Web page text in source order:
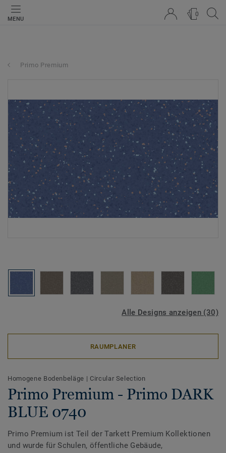
MENU
0
Primo Premium
Alle Designs anzeigen (30)
RAUMPLANER
Homogene Bodenbeläge | Circular Selection
Primo Premium - Primo DARK
BLUE 0740
Primo Premium ist Teil der Tarkett Premium Kollektionen
und wurde für Schulen, öffentliche Gebäude,